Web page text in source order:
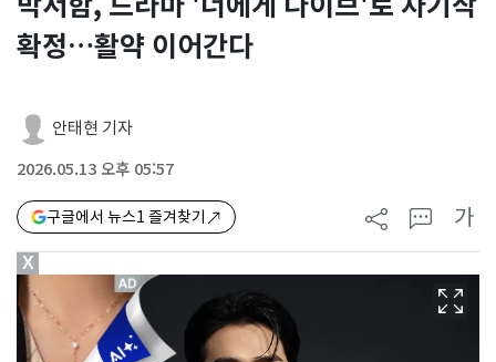
확정…활약 이어간다
안태현 기자
2026.05.13 오후 05:57
구글에서 뉴스1 즐겨찾기 가
X